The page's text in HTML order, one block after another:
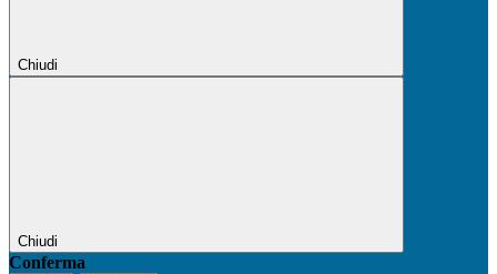
Chiudi
Chiudi
Conferma